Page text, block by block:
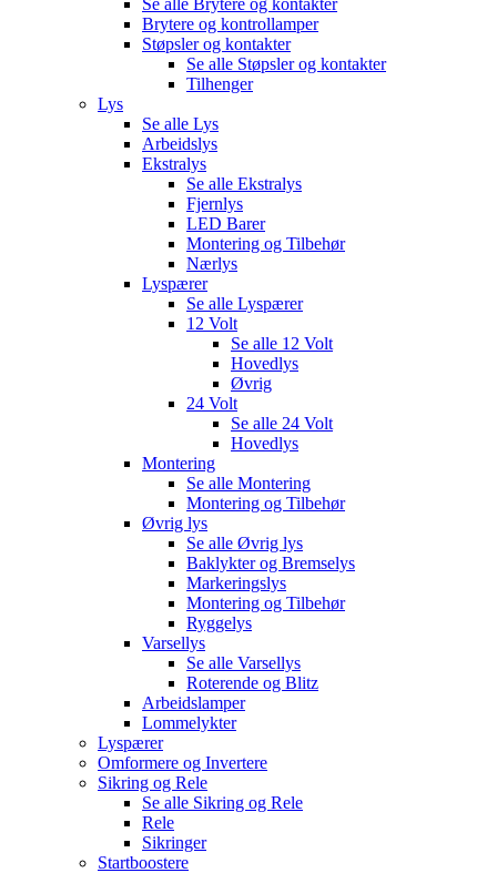
Brytere og kontrollamper
Støpsler og kontakter
Se alle Støpsler og kontakter
Tilhenger
Lys
Se alle Lys
Arbeidslys
Ekstralys
Se alle Ekstralys
Fjernlys
LED Barer
Montering og Tilbehør
Nærlys
Lyspærer
Se alle Lyspærer
12 Volt
Se alle 12 Volt
Hovedlys
Øvrig
24 Volt
Se alle 24 Volt
Hovedlys
Montering
Se alle Montering
Montering og Tilbehør
Øvrig lys
Se alle Øvrig lys
Baklykter og Bremselys
Markeringslys
Montering og Tilbehør
Ryggelys
Varsellys
Se alle Varsellys
Roterende og Blitz
Arbeidslamper
Lommelykter
Lyspærer
Omformere og Invertere
Sikring og Rele
Se alle Sikring og Rele
Rele
Sikringer
Startboostere